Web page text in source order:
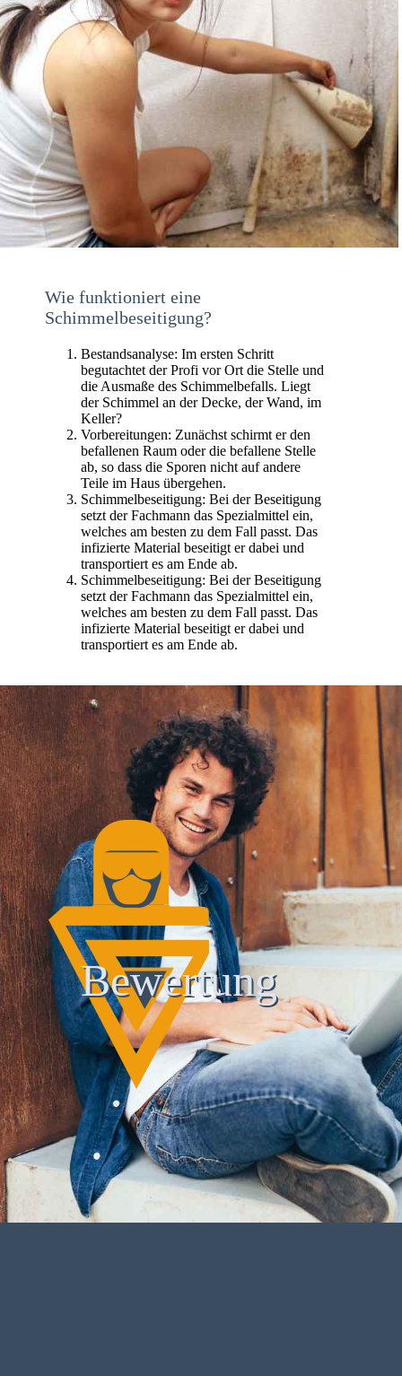
Wie funktioniert eine
Schimmelbeseitigung?
Bestandsanalyse: Im ersten Schritt
begutachtet der Profi vor Ort die Stelle und
die Ausmaße des Schimmelbefalls. Liegt
der Schimmel an der Decke, der Wand, im
Keller?
Vorbereitungen: Zunächst schirmt er den
befallenen Raum oder die befallene Stelle
ab, so dass die Sporen nicht auf andere
Teile im Haus übergehen.
Schimmelbeseitigung: Bei der Beseitigung
setzt der Fachmann das Spezialmittel ein,
welches am besten zu dem Fall passt. Das
infizierte Material beseitigt er dabei und
transportiert es am Ende ab.
Schimmelbeseitigung: Bei der Beseitigung
setzt der Fachmann das Spezialmittel ein,
welches am besten zu dem Fall passt. Das
infizierte Material beseitigt er dabei und
transportiert es am Ende ab.
Bewertung